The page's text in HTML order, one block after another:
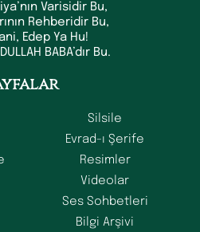
Varisidir Bu,
Rehberidir Bu,
Edep Ya Hu!
BABA’dır Bu.
Silsile
Evrad-ı Şerife
Resimler
Videolar
Ses Sohbetleri
Bilgi Arşivi